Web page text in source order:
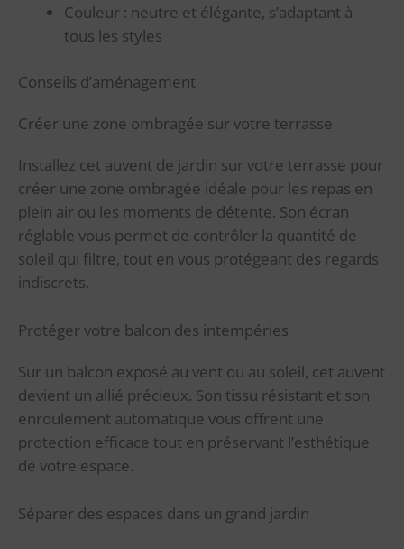
Couleur : neutre et élégante, s’adaptant à
tous les styles
Conseils d’aménagement
Créer une zone ombragée sur votre terrasse
Installez cet auvent de jardin sur votre terrasse pour
créer une zone ombragée idéale pour les repas en
plein air ou les moments de détente. Son écran
réglable vous permet de contrôler la quantité de
soleil qui filtre, tout en vous protégeant des regards
indiscrets.
Protéger votre balcon des intempéries
Sur un balcon exposé au vent ou au soleil, cet auvent
devient un allié précieux. Son tissu résistant et son
enroulement automatique vous offrent une
protection efficace tout en préservant l’esthétique
de votre espace.
Séparer des espaces dans un grand jardin